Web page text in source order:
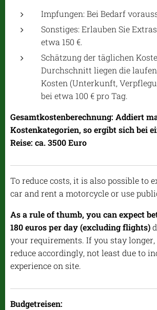
Impfungen: Bei Bedarf
Sonstiges: Erlauben Sie
etwa 150 €.
Schätzung der täglichen
Durchschnitt liegen die
Kosten (Unterkunft,
bei etwa 100 € pro Tag.
Gesamtkostenberechnung: Addiert
Kostenkategorien, so ergibt sich bei
Reise: ca. 3500 Euro
To reduce costs, it is also possible to
car and rent a motorcycle or use
As a rule of thumb, you can expect
180 euros per day (excluding flights)
your requirements. If you stay
reduce accordingly, not least due to
experience on site.
Budgetreisen: